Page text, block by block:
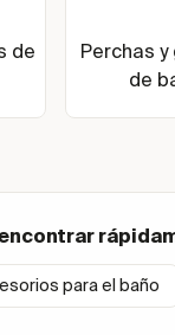
de
Perchas y
de
para el baño